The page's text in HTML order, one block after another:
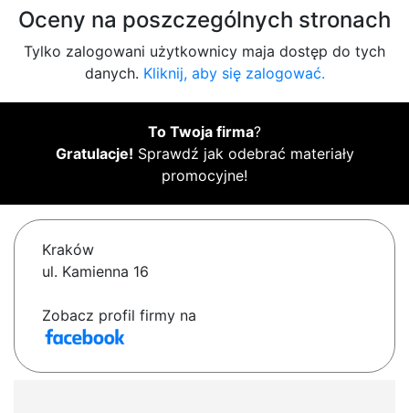
Oceny na poszczególnych stronach
Tylko zalogowani użytkownicy maja dostęp do tych
danych. Kliknij, aby się zalogować.
To Twoja firma?
Gratulacje! Sprawdź jak odebrać materiały
promocyjne!
Kraków
ul. Kamienna 16
Zobacz profil firmy na